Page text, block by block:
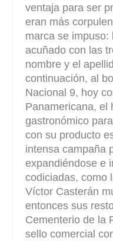
ventaja para ser
eran más
marca se impuso:
acuñado con las
nombre y el
continuación, al
Nacional 9, hoy
Panamericana, el
gastronómico
con su producto
intensa campaña
expandiéndose e
codiciadas, como
Víctor Casterán
entonces sus
Cementerio de la
sello comercial